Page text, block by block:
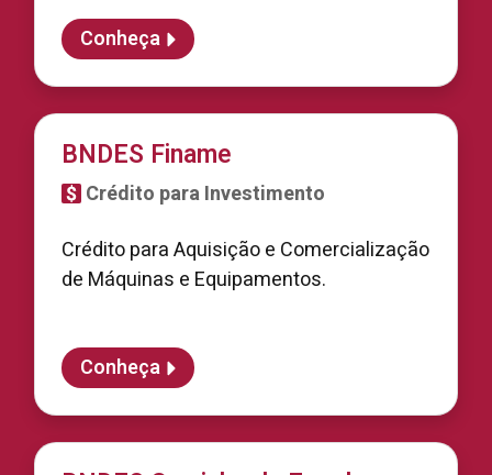
Conheça
BNDES Finame
Crédito para Investimento
Crédito para Aquisição e Comercialização
de Máquinas e Equipamentos.
Conheça